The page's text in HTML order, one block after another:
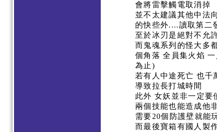
會將雷擊觸電取消掉
並不太建議其他中法
的快些外....讀取第二
至於冰刃是絕對不允
而鬼魂系列的怪大多
個角落 全員集火焰
為止)
若有人中途死亡 也千
導致拉長打城時間
此外 女妖並非一定要
兩個技能也能造成他
需要20個防護壁就能
而最後寶箱有國人製